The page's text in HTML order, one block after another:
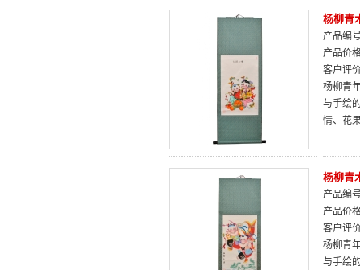
杨柳青
产品编
产品价
客户评
杨柳青
与手绘
情、花
杨柳青
产品编
产品价
客户评
杨柳青
与手绘